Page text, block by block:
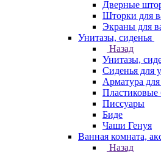
Дверные
Шторки для
Экраны для
Унитазы, сиденья
Назад
Унитазы,
Сиденья для
Арматура для
Пластиковые
Писсуары
Биде
Чаши Генуя
Ванная комната,
Назад